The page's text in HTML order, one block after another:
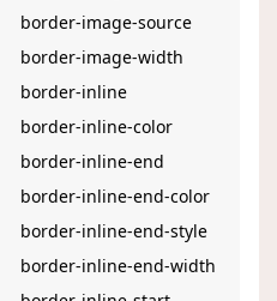
border-image-source
border-image-width
border-inline
border-inline-color
border-inline-end
border-inline-end-color
border-inline-end-style
border-inline-end-width